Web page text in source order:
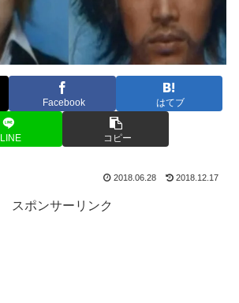
Facebook はてブ
LINE コピー
2018.06.28 2018.12.17
スポンサーリンク